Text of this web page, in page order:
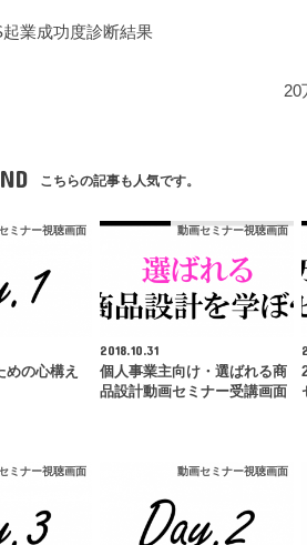
起業成功度診断結果
20
こちらの記事も人気です。
ミナー視聴画面
めの心構え
動画セミナー視聴画面
2018.10.31
個人事業主向け・選ばれる商
品設計動画セミナー受講画面
ミナー視聴画面 動画セミナー視聴画面